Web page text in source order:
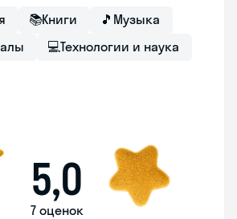
📚Книги 🎵 Музыка
💻Технологии и наука
5,0
7 оценок